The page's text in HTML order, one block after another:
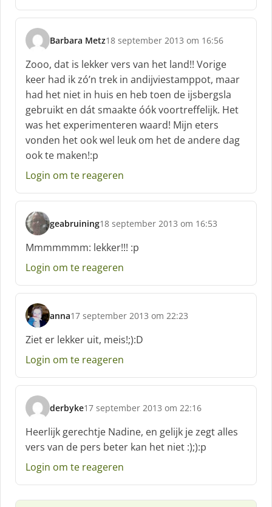
e
f
:
Barbara Metz
s
c
h
r
e
e
f
18 september 2013 om 16:56
Zooo, dat is lekker vers van het land!! Vorige
keer had ik zó’n trek in andijviestamppot, maar
had het niet in huis en heb toen de ijsbergsla
gebruikt en dát smaakte óók voortreffelijk. Het
was het experimenteren waard! Mijn eters
vonden het ook wel leuk om het de andere dag
ook te maken!:p
Login om te reageren
geabruining
s
c
h
r
e
f
:
18 september 2013 om 16:53
Mmmmmmm: lekker!!! :p
Login om te reageren
anna
s
c
h
r
e
f
:
17 september 2013 om 22:23
Ziet er lekker uit, meis!;):D
Login om te reageren
derbyke
s
c
h
r
e
:
17 september 2013 om 22:16
Heerlijk gerechtje Nadine, en gelijk je zegt alles
vers van de pers beter kan het niet :);):p
Login om te reageren